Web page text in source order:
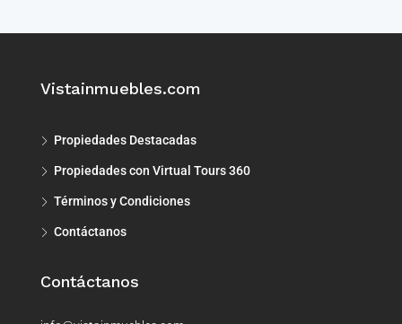
Vistainmuebles.com
Propiedades Destacadas
Propiedades con Virtual Tours 360
Términos y Condiciones
Contáctanos
Contáctanos